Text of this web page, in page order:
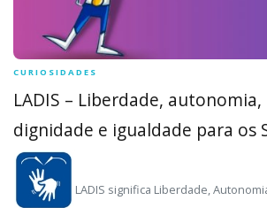
CURIOSIDADES
LADIS – Liberdade, autonomia,
dignidade e igualdade para os
LADIS significa Liberdade,